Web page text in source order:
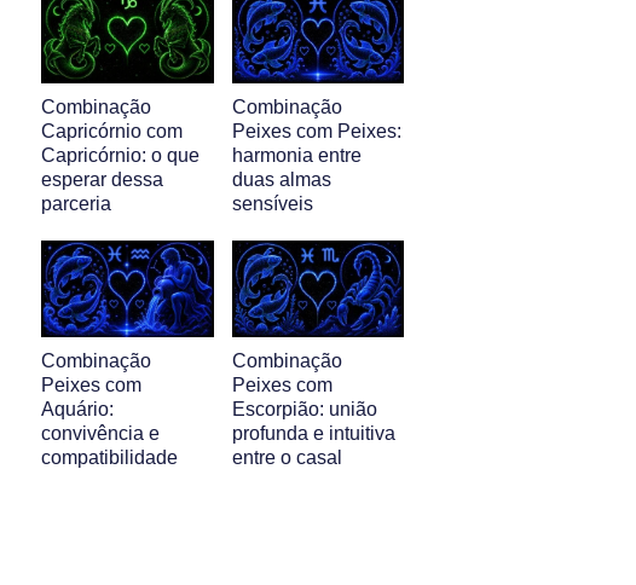
Combinação
Capricórnio com
Capricórnio: o que
esperar dessa
parceria
Combinação
Peixes com Peixes:
harmonia entre
duas almas
sensíveis
Combinação
Peixes com
Aquário:
convivência e
compatibilidade
Combinação
Peixes com
Escorpião: união
profunda e intuitiva
entre o casal